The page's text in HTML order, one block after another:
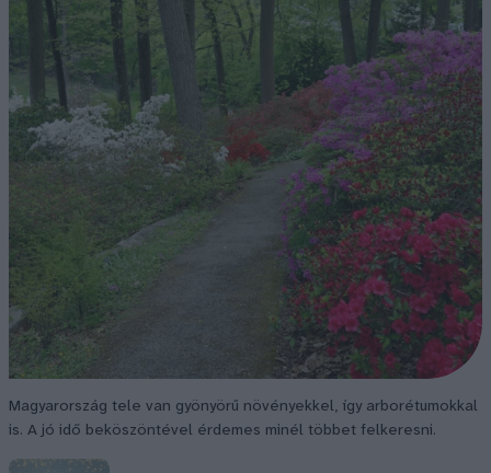
Magyarország tele van gyönyörű növényekkel, így arborétumokkal
is. A jó idő beköszöntével érdemes minél többet felkeresni.